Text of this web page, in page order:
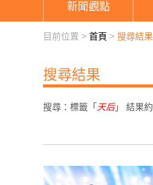
新聞觀點
目前位置 > 首頁 > 搜尋結果
搜尋結果
搜尋：標籤「 天后」 結果約